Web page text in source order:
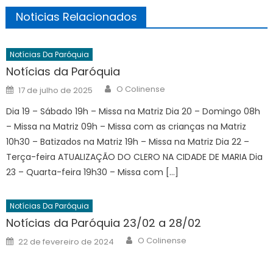
Noticias Relacionados
Notícias Da Paróquia
Notícias da Paróquia
Posted
on
17 de julho de 2025 Author
O Colinense
Dia 19 – Sábado 19h – Missa na Matriz Dia 20 – Domingo 08h
– Missa na Matriz 09h – Missa com as crianças na Matriz
10h30 – Batizados na Matriz 19h – Missa na Matriz Dia 22 –
Terça-feira ATUALIZAÇÃO DO CLERO NA CIDADE DE MARIA Dia
23 – Quarta-feira 19h30 – Missa com […]
Notícias Da Paróquia
Notícias da Paróquia 23/02 a 28/02
Posted
on
22 de fevereiro de 2024 Author
O Colinense